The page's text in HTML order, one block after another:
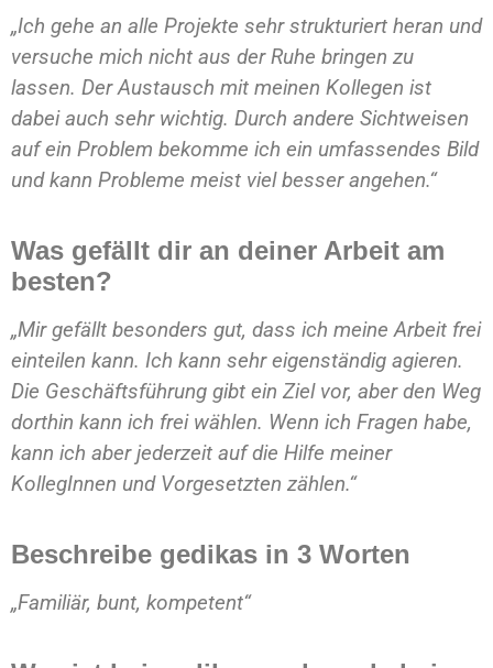
„Ich gehe an alle Projekte sehr strukturiert heran und
versuche mich nicht aus der Ruhe bringen zu
lassen. Der Austausch mit meinen Kollegen ist
dabei auch sehr wichtig. Durch andere Sichtweisen
auf ein Problem bekomme ich ein umfassendes Bild
und kann Probleme meist viel besser angehen.“
Was gefällt dir an deiner Arbeit am
besten?
„Mir gefällt besonders gut, dass ich meine Arbeit frei
einteilen kann. Ich kann sehr eigenständig agieren.
Die Geschäftsführung gibt ein Ziel vor, aber den Weg
dorthin kann ich frei wählen. Wenn ich Fragen habe,
kann ich aber jederzeit auf die Hilfe meiner
KollegInnen und Vorgesetzten zählen.“
Beschreibe gedikas in 3 Worten
„Familiär, bunt, kompetent“